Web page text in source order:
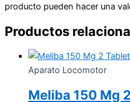
producto pueden hacer una
Productos
Aparato Locomotor
Meliba 150 Mg